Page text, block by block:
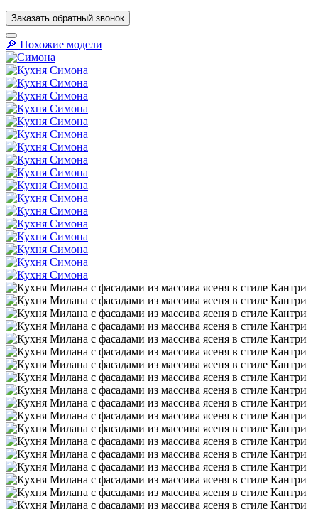
Заказать обратный звонок
🔎︎ Похожие модели